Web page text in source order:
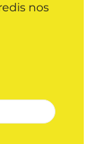
nos